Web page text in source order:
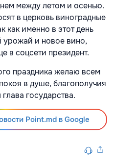
между летом и осенью.
в церковь виноградные
как именно в этот день
урожай и новое вино,
в соцсети президент.
праздника желаю всем
в душе, благополучия
государства.
Point.md в Google